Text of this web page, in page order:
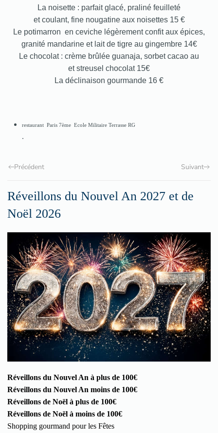
La noisette : parfait glacé, praliné feuilleté
et coulant, fine nougatine aux noisettes 15 €
Le potimarron en ceviche légèrement confit aux épices,
granité mandarine et lait de tigre au gingembre 14€
Le chocolat : crème brûlée guanaja, sorbet cacao au
et streusel chocolat 15€
La déclinaison gourmande 16 €
restaurant Paris 7ème Ecole Militaire Terrasse RG
.
Précédent Suivant
Réveillons du Nouvel An 2027 et de
Noël 2026
Réveillons du Nouvel An à plus de 100€
Réveillons du Nouvel An moins de 100€
Réveillons de Noël à plus de 100€
Réveillons de Noël à moins de 100€
Shopping gourmand pour les Fêtes